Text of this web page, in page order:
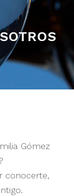
Gómez
conocerte,